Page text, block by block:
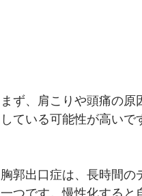
まず、肩こりや頭痛の
している可能性が高いで
胸郭出口症は、長時間の
一つです。慢性化すると